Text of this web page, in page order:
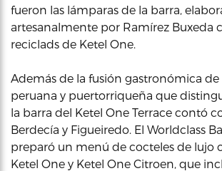
fueron las lámparas de la barra,
artesanalmente por Ramírez Buxeda
reciclads de Ketel One.
Además de la fusión gastronómica
peruana y puertorriqueña que
la barra del Ketel One Terrace contó
Berdecía y Figueiredo. El Worldclass
preparó un menú de cocteles de lujo
Ketel One y Ketel One Citroen, que